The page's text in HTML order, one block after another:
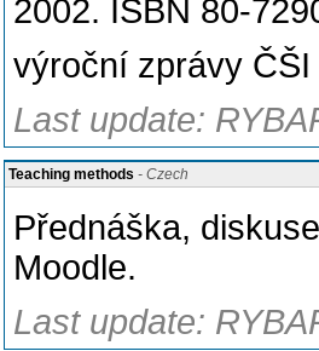
2002. ISBN 80-
výroční zprávy ČŠI
Last update:
Teaching methods - Czech
Přednáška,
Moodle.
Last update: